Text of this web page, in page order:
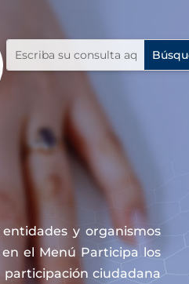
y organismos
el Menú Participa los
ciudadana